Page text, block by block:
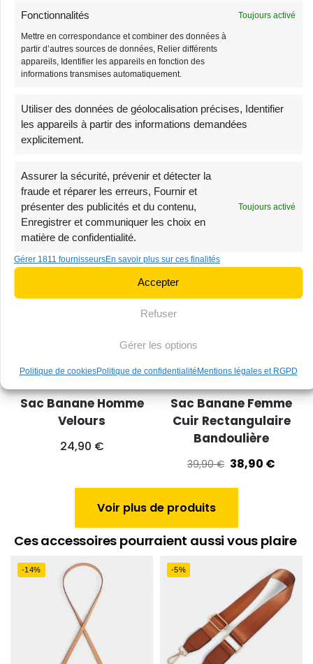
Fonctionnalités Toujours activé
Mettre en correspondance et combiner des données à
partir d’autres sources de données, Relier différents
appareils, Identifier les appareils en fonction des
informations transmises automatiquement.
Utiliser des données de géolocalisation précises, Identifier
les appareils à partir des informations demandées
explicitement.
Assurer la sécurité, prévenir et détecter la
fraude et réparer les erreurs, Fournir et
présenter des publicités et du contenu,
Enregistrer et communiquer les choix en
matière de confidentialité.
Toujours activé
Gérer 1811 fournisseursEn savoir plus sur ces finalités
Accepter
Refuser
Gérer les options
Politique de cookiesPolitique de confidentialité Mentions légales et RGPD
Sac Banane Étanche
34,90€
Stock limité
Sac Banane Femme
Chic En Cuir
89,90
Très demandé
Sac Banane Homme
Velours
24,90 €
Sac Banane Femme
Cuir Rectangulaire
Bandoulière
39,90€ 38,90 €
Voir plus de produits
Ces accessoires pourraient aussi vous plaire
-14% -5%